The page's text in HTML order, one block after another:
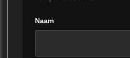
Naam